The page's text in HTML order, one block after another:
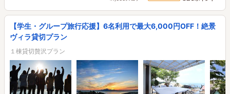
【学生・グループ旅行応援】6名利用で最大6,000円OFF！絶景
ヴィラ貸切プラン
１棟貸切贅沢プラン